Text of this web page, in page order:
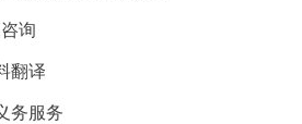
询
翻译
务服务